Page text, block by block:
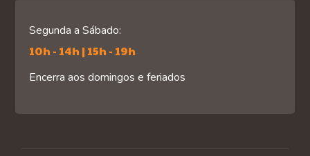
Segunda a Sábado:
10h - 14h | 15h - 19h
Encerra aos domingos e feriados